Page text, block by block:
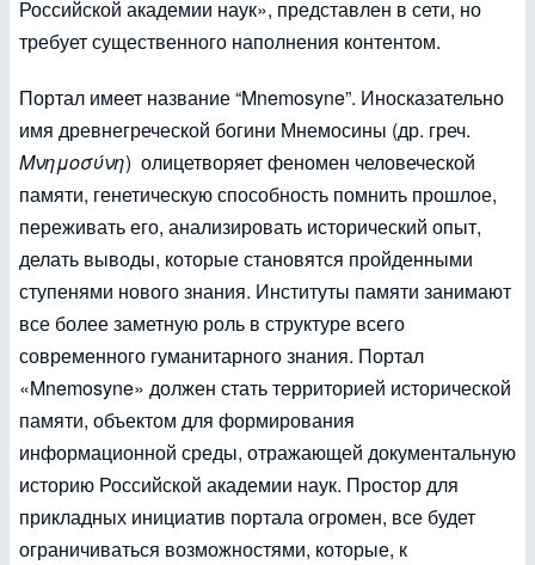
Российской академии наук», представлен в сети, но
требует существенного наполнения контентом.
Портал имеет название “Mnemosyne”. Иносказательно
имя древнегреческой богини Мнемосины (др. греч.
Μνημοσύνη) олицетворяет феномен человеческой
памяти, генетическую способность помнить прошлое,
переживать его, анализировать исторический опыт,
делать выводы, которые становятся пройденными
ступенями нового знания. Институты памяти занимают
все более заметную роль в структуре всего
современного гуманитарного знания. Портал
«Mnemosyne» должен стать территорией исторической
памяти, объектом для формирования
информационной среды, отражающей документальную
историю Российской академии наук. Простор для
прикладных инициатив портала огромен, все будет
ограничиваться возможностями, которые, к